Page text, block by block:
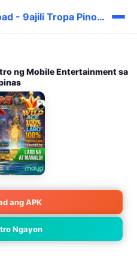
9ajili Verified Download - 9ajili Tropa Pinoy Promo ⭐
ng Mobile Entertainment sa
ang APK
Ngayon